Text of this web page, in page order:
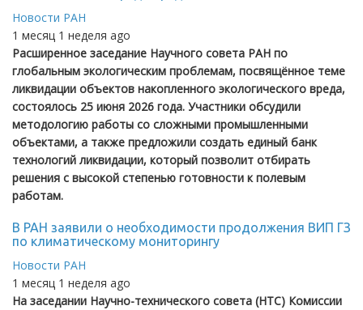
Новости РАН
1 месяц 1 неделя ago
Расширенное заседание Научного совета РАН по
глобальным экологическим проблемам, посвящённое теме
ликвидации объектов накопленного экологического вреда,
состоялось 25 июня 2026 года. Участники обсудили
методологию работы со сложными промышленными
объектами, а также предложили создать единый банк
технологий ликвидации, который позволит отбирать
решения с высокой степенью готовности к полевым
работам.
В РАН заявили о необходимости продолжения ВИП ГЗ
по климатическому мониторингу
Новости РАН
1 месяц 1 неделя ago
На заседании Научно-технического совета (НТС) Комиссии